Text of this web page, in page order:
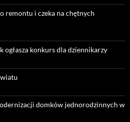
remontu i czeka na chętnych
ogłasza konkurs dla dziennikarzy
domków jednorodzinnych w